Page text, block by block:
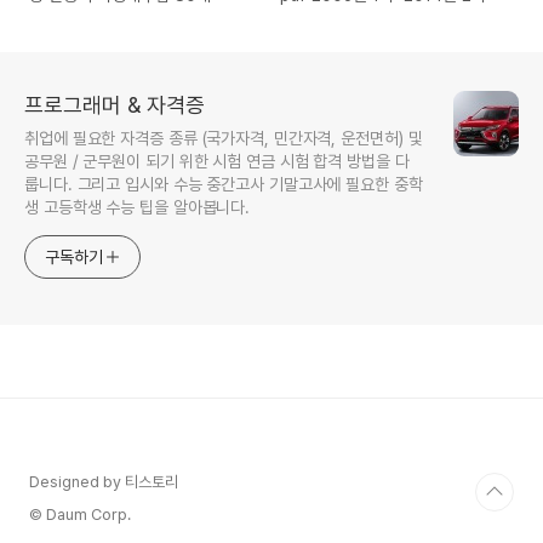
프로그래머 & 자격증
취업에 필요한 자격증 종류 (국가자격, 민간자격, 운전면허) 및
공무원 / 군무원이 되기 위한 시험 연금 시험 합격 방법을 다
룹니다. 그리고 입시와 수능 중간고사 기말고사에 필요한 중학
생 고등학생 수능 팁을 알아봅니다.
구독하기
Designed by 티스토리
© Daum Corp.